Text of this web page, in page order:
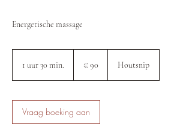
Energetische massage
1 uur 30 min.
3
0
m
€ 90 Houtsnip
Vraag boeking aan